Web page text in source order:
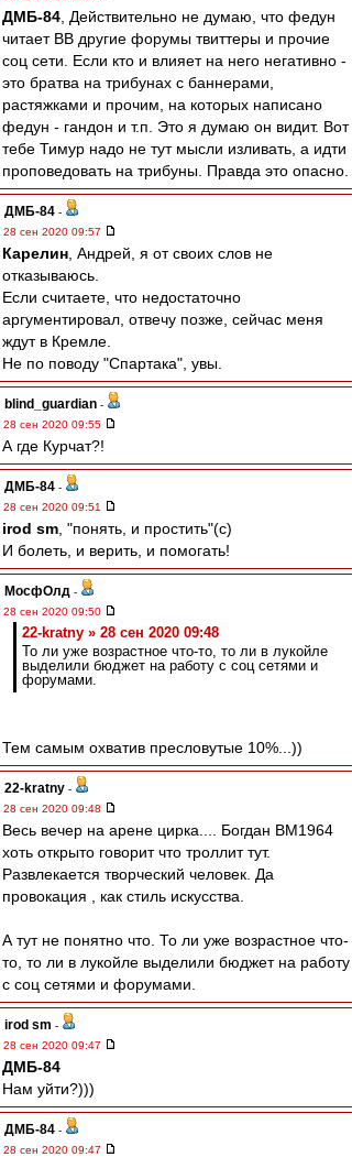
ДМБ-84 , Действительно не думаю, что федун
читает ВВ другие форумы твиттеры и прочие
соц сети. Если кто и влияет на него негативно -
это братва на трибунах с баннерами,
растяжками и прочим, на которых написано
федун - гандон и т.п. Это я думаю он видит. Вот
тебе Тимур надо не тут мысли изливать, а идти
проповедовать на трибуны. Правда это опасно.
ДМБ-84 -
28 сен 2020 09:57
Карелин , Андрей, я от своих слов не
отказываюсь.
Если считаете, что недостаточно
аргументировал, отвечу позже, сейчас меня
ждут в Кремле.
Не по поводу "Спартака", увы.
blind_guardian -
28 сен 2020 09:55
А где Курчат?!
ДМБ-84 -
28 сен 2020 09:51
irod sm , "понять, и простить"(с)
И болеть, и верить, и помогать!
МосфОлд -
28 сен 2020 09:50
22-kratny » 28 сен 2020 09:48
То ли уже возрастное что-то, то ли в лукойле
выделили бюджет на работу с соц сетями и
форумами.
Тем самым охватив пресловутые 10%...))
22-kratny -
28 сен 2020 09:48
Весь вечер на арене цирка.... Богдан ВМ1964
хоть открыто говорит что троллит тут.
Развлекается творческий человек. Да
провокация , как стиль искусства.
А тут не понятно что. То ли уже возрастное что-
то, то ли в лукойле выделили бюджет на работу
с соц сетями и форумами.
irod sm -
28 сен 2020 09:47
ДМБ-84
Нам уйти?)))
ДМБ-84 -
28 сен 2020 09:47